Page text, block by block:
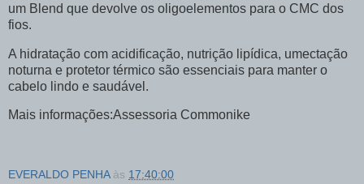
um Blend que devolve os oligoelementos para o CMC dos
fios.
A hidratação com acidificação, nutrição lipídica, umectação
noturna e protetor térmico são essenciais para manter o
cabelo lindo e saudável.
Mais informações:Assessoria Commonike
EVERALDO PENHA às 17:40:00